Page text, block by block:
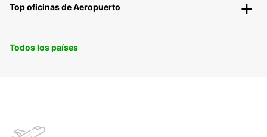
Top oficinas de Aeropuerto
Todos los países